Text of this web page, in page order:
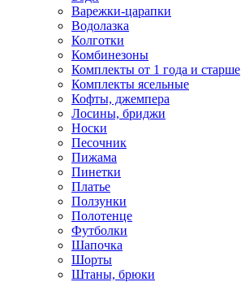
Варежки-царапки
Водолазка
Колготки
Комбинезоны
Комплекты от 1 года и старше
Комплекты ясельные
Кофты, джемпера
Лосины, бриджи
Носки
Песочник
Пижама
Пинетки
Платье
Ползунки
Полотенце
Футболки
Шапочка
Шорты
Штаны, брюки